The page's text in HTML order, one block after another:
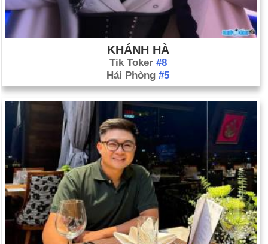
KHÁNH HÀ
Tik Toker #8
Hải Phòng #5